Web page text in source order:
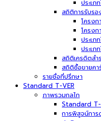
ประเภ
สถิติการรับรอ
โครงก
โครงก
ประเภ
ประเภ
สถิติเครดิตสำ
สถิติซื้อขายค
รายชื่อที่ปรึกษา
Standard T-VER
ภาพรวมกลไก
Standard T-
การพิสูจน์การ